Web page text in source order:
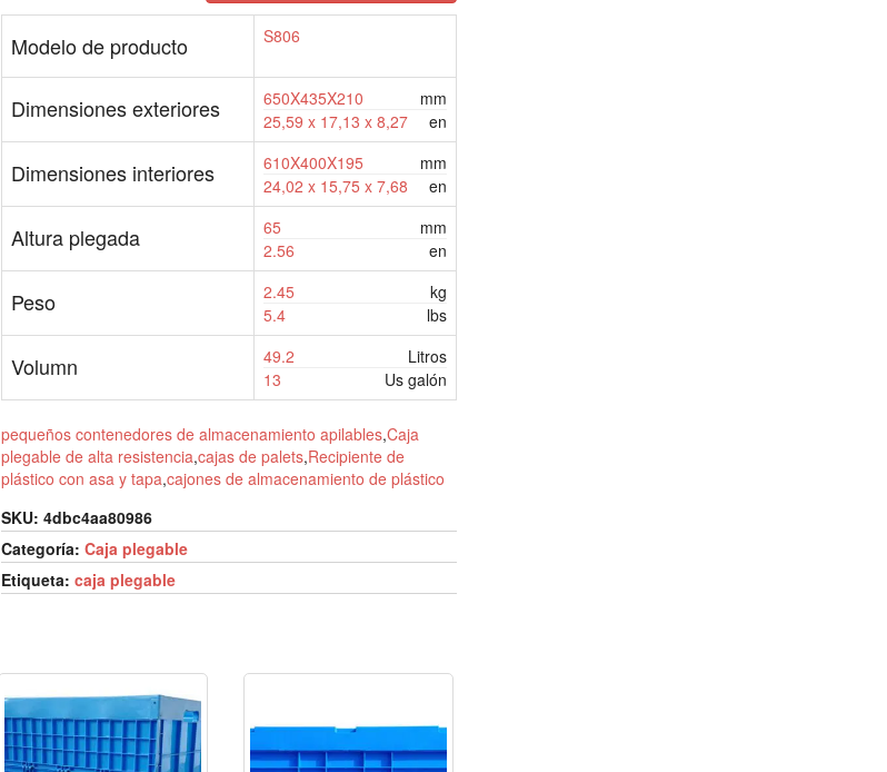
Modelo de producto S806
Dimensiones exteriores 650X435X210
mm
25,59 x 17,13 x 8,27
en
Dimensiones interiores 610X400X195
mm
24,02 x 15,75 x 7,68
en
Altura plegada 65
mm
2.56
en
Peso 2.45
kg
5.4
lbs
Volumn 49.2
Litros
13
Us galón
pequeños contenedores de almacenamiento apilables,Caja
plegable de alta resistencia,cajas de palets,Recipiente de
plástico con asa y tapa,cajones de almacenamiento de plástico
SKU: 4dbc4aa80986
Categoría: Caja plegable
Etiqueta: caja plegable